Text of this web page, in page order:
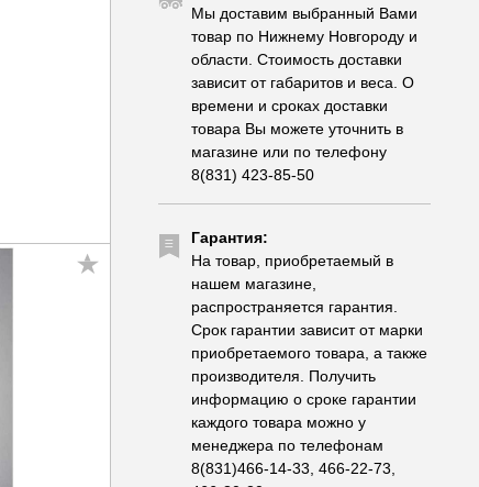
Мы доставим выбранный Вами
товар по Нижнему Новгороду и
области. Стоимость доставки
зависит от габаритов и веса. О
времени и сроках доставки
товара Вы можете уточнить в
магазине или по телефону
8(831) 423-85-50
Гарантия:
На товар, приобретаемый в
нашем магазине,
распространяется гарантия.
Срок гарантии зависит от марки
приобретаемого товара, а также
производителя. Получить
информацию о сроке гарантии
каждого товара можно у
менеджера по телефонам
8(831)466-14-33, 466-22-73,